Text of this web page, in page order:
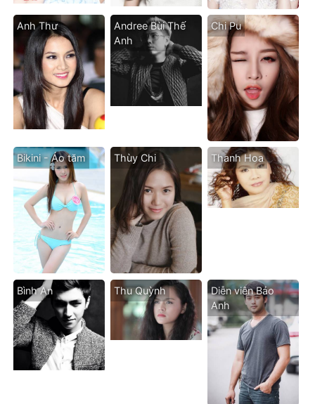
Anh Thư
Andree Bùi Thế
Anh
Chi Pu
Bikini - Áo tăm Thùy Chi Thanh Hoa
Bình An Thu Quỳnh
Diễn viên Bảo
Anh